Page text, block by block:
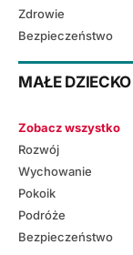
Zdrowie
Bezpieczeństwo
MAŁE DZIECKO
Zobacz wszystko
Rozwój
Wychowanie
Pokoik
Podróże
Bezpieczeństwo